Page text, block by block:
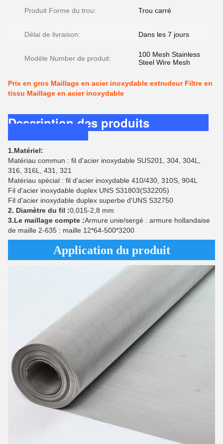
Produit Forme du trou: Trou carré
Délai de livraison: Dans les 7 jours
Modèle Number de produit:
100 Mesh Stainless
Steel Wire Mesh
Prix en gros Maillage en acier inoxydable extrudeur Filtre en
tissu Maillage en acier inoxydable
Description des produits
1.Matériel:
Matériau commun : fil d'acier inoxydable SUS201, 304, 304L,
316, 316L, 431, 321
Matériau spécial : fil d'acier inoxydable 410/430, 310S, 904L
Fil d'acier inoxydable duplex UNS S31803(S32205)
Fil d'acier inoxydable duplex superbe d'UNS S32750
2. Diamètre du fil :0,015-2,8 mm
3.Le maillage compte :Armure unie/sergé : armure hollandaise
de maille 2-635 : maille 12*64-500*3200
Application du produit